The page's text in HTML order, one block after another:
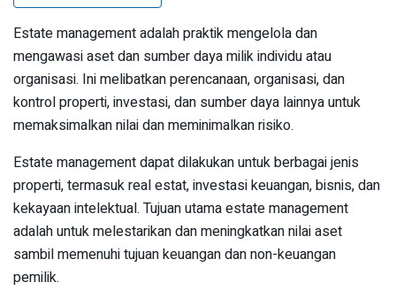
Estate management adalah praktik mengelola dan
mengawasi aset dan sumber daya milik individu atau
organisasi. Ini melibatkan perencanaan, organisasi, dan
kontrol properti, investasi, dan sumber daya lainnya untuk
memaksimalkan nilai dan meminimalkan risiko.
Estate management dapat dilakukan untuk berbagai jenis
properti, termasuk real estat, investasi keuangan, bisnis, dan
kekayaan intelektual. Tujuan utama estate management
adalah untuk melestarikan dan meningkatkan nilai aset
sambil memenuhi tujuan keuangan dan non-keuangan
pemilik.